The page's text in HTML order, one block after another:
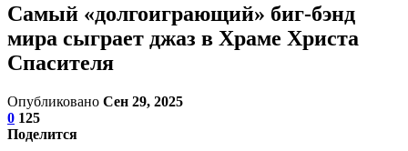
Самый «долгоиграющий» биг-бэнд
мира сыграет джаз в Храме Христа
Спасителя
Опубликовано Сен 29, 2025
0 125
Поделится